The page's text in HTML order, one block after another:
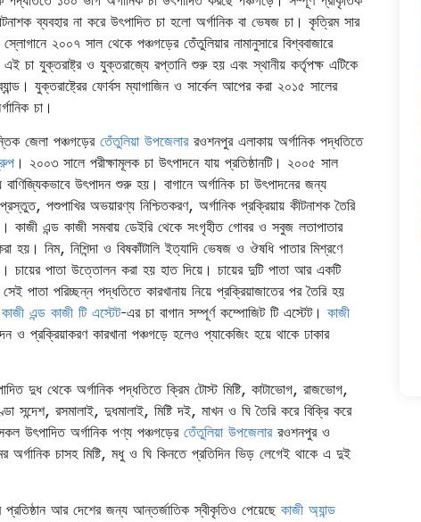
ব্যবহার না করে উৎপাদিত চা হলো অর্গানিক বা ভেষজ চা। কৃত্রিম সার
২০০৭ সাল থেকে পঞ্চগড়ের তেঁতুলিয়ার নামানুসারে বিশ্ববাজারে
চা যুক্তরাষ্ট্র ও যুক্তরাজ্যে রপ্তানি শুরু হয় এবং স্থানীয় কর্তৃপক্ষ এটিকে
যুক্তরাষ্ট্রের ফোর্বস ম্যাগাজিন ও সার্কেল আপের করা ২০১৫ সালের
চা।
জেলা পঞ্চগড়ের তেঁতুলিয়া উপজেলাররওশনপুর এলাকায় অর্গানিক পদ্ধতিতে
। ২০০৩ সালে পরীক্ষামূলক চা উৎপাদনে যায় প্রতিষ্ঠানটি। ২০০৫ সাল
বাণিজ্যিকভাবে উৎপাদন শুরু হয়। বাগানে অর্গানিক চা উৎপাদনের জন্য
পশুপাখির অভয়ারণ্য নিশ্চিতকরণ, অর্গানিক প্রক্রিয়ায় কীটনাশক তৈরি
এন্ড কাজী সমবায় ডেইরি থেকে সংগৃহীত গোবর ও সবুজ লতাপাতার
হয়। নিম, নিশিন্দা ও বিষকাঁটালি ইত্যাদি ভেষজ ও ঔষধি পাতার মিশ্রণে
চায়ের পাতা উত্তোলন করা হয় হাত দিয়ে। চায়ের দুটি পাতা আর একটি
পাতা পরিচ্ছন্ন পদ্ধতিতে কারখানায় নিয়ে প্রক্রিয়াজাতের পর তৈরি হয়
কাজী এন্ড কাজী টি এস্টেট-এর চা বাগান সম্পূর্ণ কম্পোজিট টি এস্টেট। কাজী
ও প্রক্রিয়াকরণ কারখানা পঞ্চগড়ে হলেও প্যাকেজিং হয়ে থাকে ঢাকার
দুধ থেকে অর্গানিক পদ্ধতিতে ক্রিম টোস্ট মিষ্টি, কাটাভোগ, রাজভোগ,
সন্দেশ, রসমালাই, দুধমালাই, মিষ্টি দই, মাখন ও ঘি তৈরি করে বিক্রি করে
উৎপাদিত অর্গানিক পণ্য পঞ্চগড়ের তেঁতুলিয়া উপজেলাররওশনপুর ও
চাসহ মিষ্টি, মধু ও ঘি কিনতে প্রতিদিন ভিড় লেগেই থাকে এ দুই
প্রতিষ্ঠান আর দেশের জন্য আন্তর্জাতিক স্বীকৃতিও পেয়েছে কাজী অ্যান্ড